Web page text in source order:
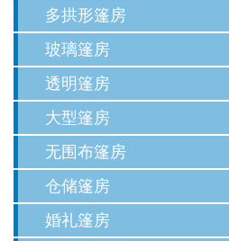
多拱形篷房
玻璃篷房
透明篷房
大型篷房
无围布篷房
仓储篷房
婚礼篷房